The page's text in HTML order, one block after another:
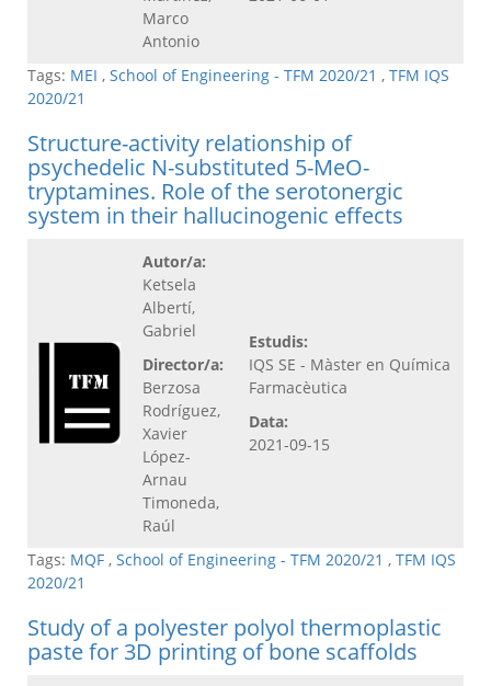
Marco
Antonio
Tags: MEI , School of Engineering - TFM 2020/21 , TFM IQS
2020/21
Structure-activity relationship of
psychedelic N-substituted 5-MeO-
tryptamines. Role of the serotonergic
system in their hallucinogenic effects
Autor/a:
Ketsela
Albertí,
Gabriel
Director/a:
Berzosa
Rodríguez,
Xavier
López-
Arnau
Timoneda,
Raúl
Estudis:
IQS SE - Màster en Química
Farmacèutica
Data:
2021-09-15
Tags: MQF , School of Engineering - TFM 2020/21 , TFM IQS
2020/21
Study of a polyester polyol thermoplastic
paste for 3D printing of bone scaffolds